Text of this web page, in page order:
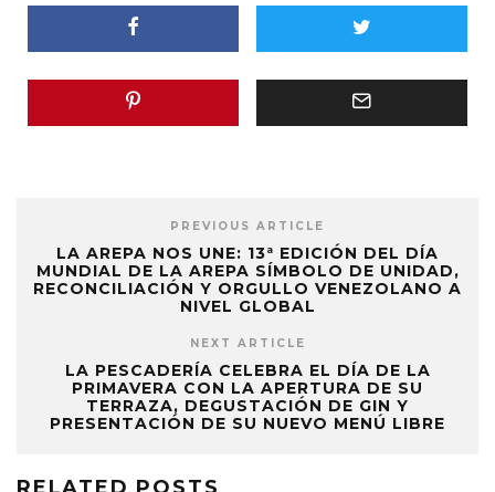
PREVIOUS ARTICLE
LA AREPA NOS UNE: 13ª EDICIÓN DEL DÍA
MUNDIAL DE LA AREPA SÍMBOLO DE UNIDAD,
RECONCILIACIÓN Y ORGULLO VENEZOLANO A
NIVEL GLOBAL
NEXT ARTICLE
LA PESCADERÍA CELEBRA EL DÍA DE LA
PRIMAVERA CON LA APERTURA DE SU
TERRAZA, DEGUSTACIÓN DE GIN Y
PRESENTACIÓN DE SU NUEVO MENÚ LIBRE